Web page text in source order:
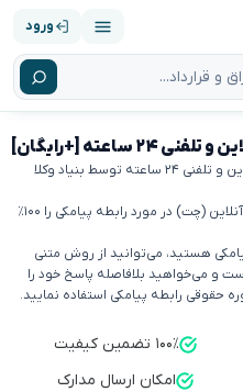
ورود
[+رایگان]
مشاوره حقوقی رابطه پیامکی به صورت آنلاین و تلفنی ۲۴ ساعته توسط بنیاد وکلا
بنیاد وکلا کیفیت کلیه مشاوره‌های تلفنی و آنلاین (چت) در مورد رابطه پیامکی را ۱۰۰٪
هستید، می‌توانید از روش متنی
و می‌خواهید بلافاصله پاسخ خود را
حقوقی رابطه پیامکی استفاده نمایید.
۱۰۰٪ تضمین کیفیت
امکان ارسال مدارک